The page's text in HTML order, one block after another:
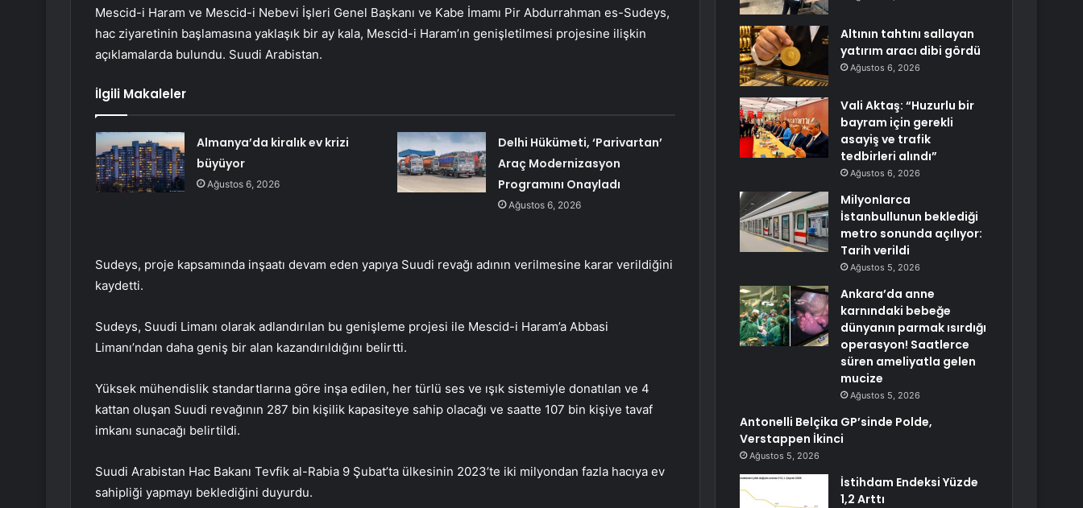
Mescid-i Haram ve Mescid-i Nebevi İşleri Genel Başkanı ve Kabe İmamı Pir Abdurrahman es-Sudeys,
hac ziyaretinin başlamasına yaklaşık bir ay kala, Mescid-i Haram’ın genişletilmesi projesine ilişkin
açıklamalarda bulundu. Suudi Arabistan.
İlgili Makaleler
Almanya’da kiralık ev krizi
büyüyor
Ağustos 6, 2026
Delhi Hükümeti, ‘Parivartan’
Araç Modernizasyon
Programını Onayladı
Ağustos 6, 2026
Sudeys, proje kapsamında inşaatı devam eden yapıya Suudi revağı adının verilmesine karar verildiğini
kaydetti.
Sudeys, Suudi Limanı olarak adlandırılan bu genişleme projesi ile Mescid-i Haram’a Abbasi
Limanı’ndan daha geniş bir alan kazandırıldığını belirtti.
Yüksek mühendislik standartlarına göre inşa edilen, her türlü ses ve ışık sistemiyle donatılan ve 4
kattan oluşan Suudi revağının 287 bin kişilik kapasiteye sahip olacağı ve saatte 107 bin kişiye tavaf
imkanı sunacağı belirtildi.
Suudi Arabistan Hac Bakanı Tevfik al-Rabia 9 Şubat’ta ülkesinin 2023’te iki milyondan fazla hacıya ev
sahipliği yapmayı beklediğini duyurdu.
Altının tahtını sallayan
yatırım aracı dibi gördü
Ağustos 6, 2026
Vali Aktaş: “Huzurlu bir
bayram için gerekli
asayiş ve trafik
tedbirleri alındı”
Ağustos 6, 2026
Milyonlarca
İstanbullunun beklediği
metro sonunda açılıyor:
Tarih verildi
Ağustos 5, 2026
Ankara’da anne
karnındaki bebeğe
dünyanın parmak ısırdığı
operasyon! Saatlerce
süren ameliyatla gelen
mucize
Ağustos 5, 2026
Antonelli Belçika GP’sinde Polde,
Verstappen İkinci
Ağustos 5, 2026
İstihdam Endeksi Yüzde
1,2 Arttı